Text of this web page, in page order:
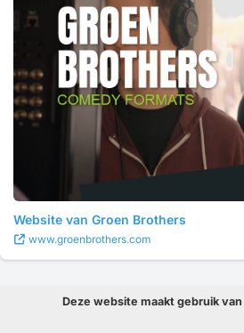
Website van Groen Brothers
www.groenbrothers.com
Deze website maakt gebruik van